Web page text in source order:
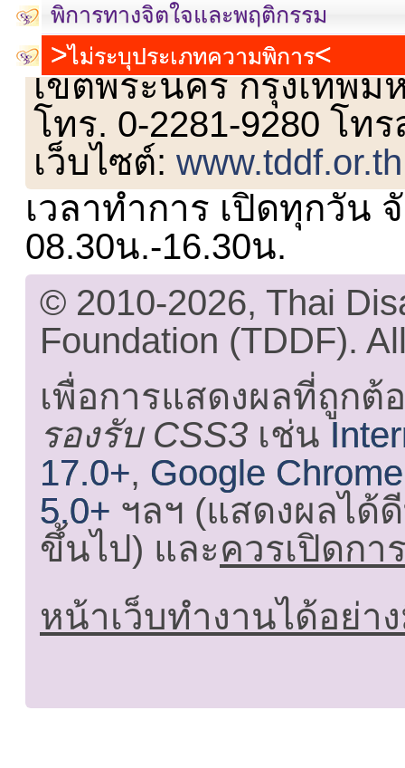
พิการทางจิตใจและพฤติกรรม
ไม่ระบุประเภทความพิการ
เลขที่ 23 ชั้น 2 ถนนวิ
เขตพระนคร กรุงเทพม
โทร. 0-2281-9280 โท
เว็บไซต์:www.tddf.or.th
เวลาทำการ เปิดทุกวัน
08.30น.-16.30น.
© 2010-2026, Thai
Foundation (TDDF).
เพื่อการแสดงผลที่ถูกต้
รองรับ CSS3 เช่น
17.0+, Google
5.0+ ฯลฯ (แสดงผลได้
ขึ้นไป) และควรเปิดกา
หน้าเว็บทำงานได้อย่า